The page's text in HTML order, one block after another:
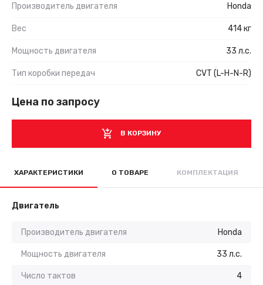
Производитель двигателя Honda
Вес 414 кг
Мощность двигателя 33 л.с.
Тип коробки передач CVT (L-H-N-R)
Цена по запросу
В КОРЗИНУ
ХАРАКТЕРИСТИКИ О ТОВАРЕ КОМПЛЕКТАЦИЯ
Двигатель
Производитель двигателя Honda
Мощность двигателя 33 л.с.
Число тактов 4